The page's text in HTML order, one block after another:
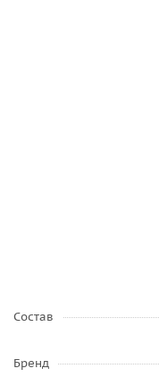
Состав
Бренд